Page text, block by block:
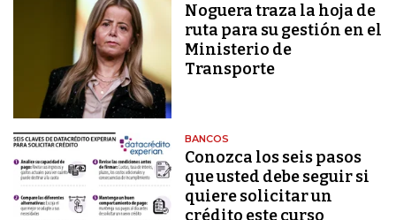
Noguera traza la hoja de
ruta para su gestión en el
Ministerio de
Transporte
BANCOS
Conozca los seis pasos
que usted debe seguir si
quiere solicitar un
crédito este curso